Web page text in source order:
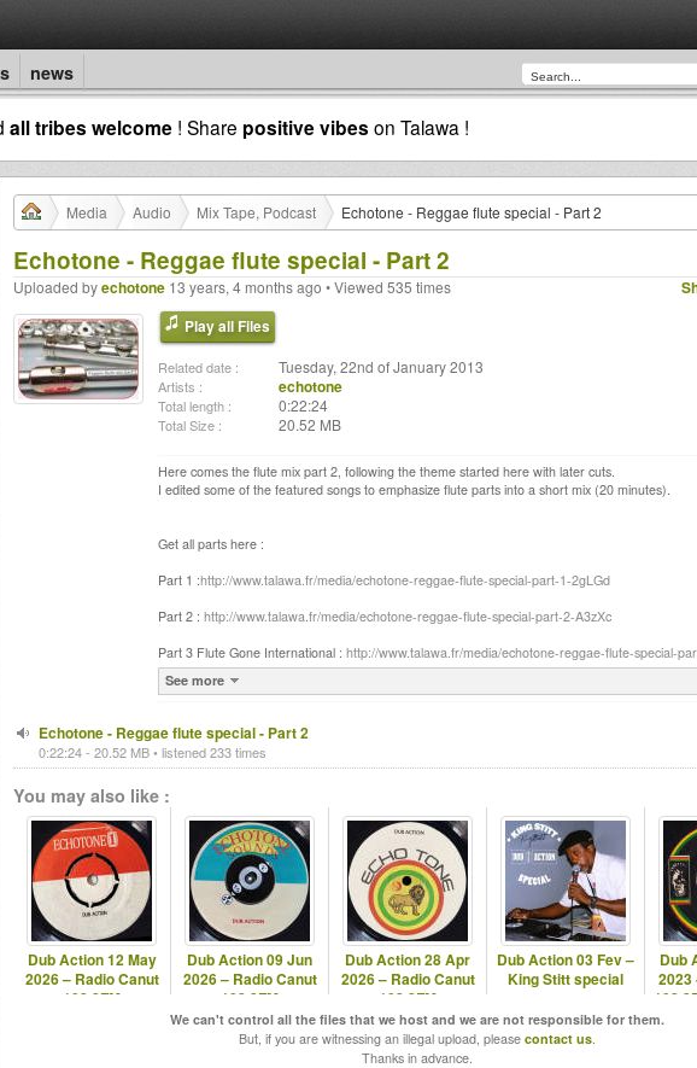
news
all tribes welcome ! Share positive vibes on Talawa !
Media Audio Mix Tape, Podcast Echotone - Reggae flute special - Part 2
Echotone - Reggae flute special - Part 2
Uploaded byechotone 13 years, 4 months ago • Viewed 535 times
Play all Files
Related date : Tuesday, 22nd of January 2013
Artists : echotone
Total length : 0:22:24
Total Size : 20.52 MB
Here comes the flute mix part 2, following the theme started here with later cuts.
I edited some of the featured songs to emphasize flute parts into a short mix (20 minutes).
Get all parts here :
Part 1 :http://www.talawa.fr/media/echotone-reggae-flute-special-part-1-2gLGd
Part 2 : http://www.talawa.fr/media/echotone-reggae-flute-special-part-2-A3zXc
Part 3 Flute Gone International : http://www.talawa.fr/media/echotone-reggae-flute-special-
See more
Echotone - Reggae flute special - Part 2
0:22:24 - 20.52 MB • listened 233 times
You may also like :
Dub Action 12 May
2026 – Radio Canut
102.2FM
Dub Action 09 Jun
2026 – Radio Canut
102.2FM
Dub Action 28 Apr
2026 – Radio Canut
102.2FM
Dub Action 03 Fev –
King Stitt special
Dub
2023
We can't control all the files that we host and we are not responsible for them.
But, if you are witnessing an illegal upload, please contact us.
Thanks in advance.